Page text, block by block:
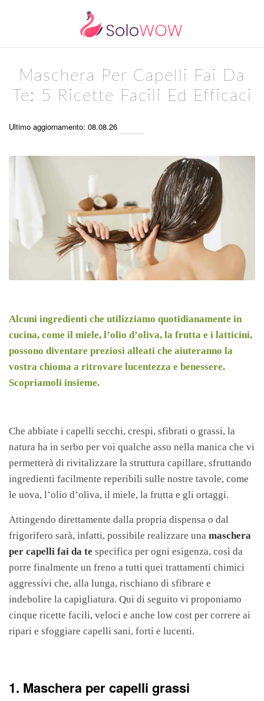
Maschera Per Capelli Fai Da
Te: 5 Ricette Facili Ed Efficaci
Ultimo aggiornamento: 08.08.26
Alcuni ingredienti che utilizziamo quotidianamente in
cucina, come il miele, l’olio d’oliva, la frutta e i latticini,
possono diventare preziosi alleati che aiuteranno la
vostra chioma a ritrovare lucentezza e benessere.
Scopriamoli insieme.
Che abbiate i capelli secchi, crespi, sfibrati o grassi, la
natura ha in serbo per voi qualche asso nella manica che vi
permetterà di rivitalizzare la struttura capillare, sfruttando
ingredienti facilmente reperibili sulle nostre tavole, come
le uova, l’olio d’oliva, il miele, la frutta e gli ortaggi.
Attingendo direttamente dalla propria dispensa o dal
frigorifero sarà, infatti, possibile realizzare una maschera
per capelli fai da te specifica per ogni esigenza, così da
porre finalmente un freno a tutti quei trattamenti chimici
aggressivi che, alla lunga, rischiano di sfibrare e
indebolire la capigliatura. Qui di seguito vi proponiamo
cinque ricette facili, veloci e anche low cost per correre ai
ripari e sfoggiare capelli sani, forti e lucenti.
1. Maschera per capelli grassi